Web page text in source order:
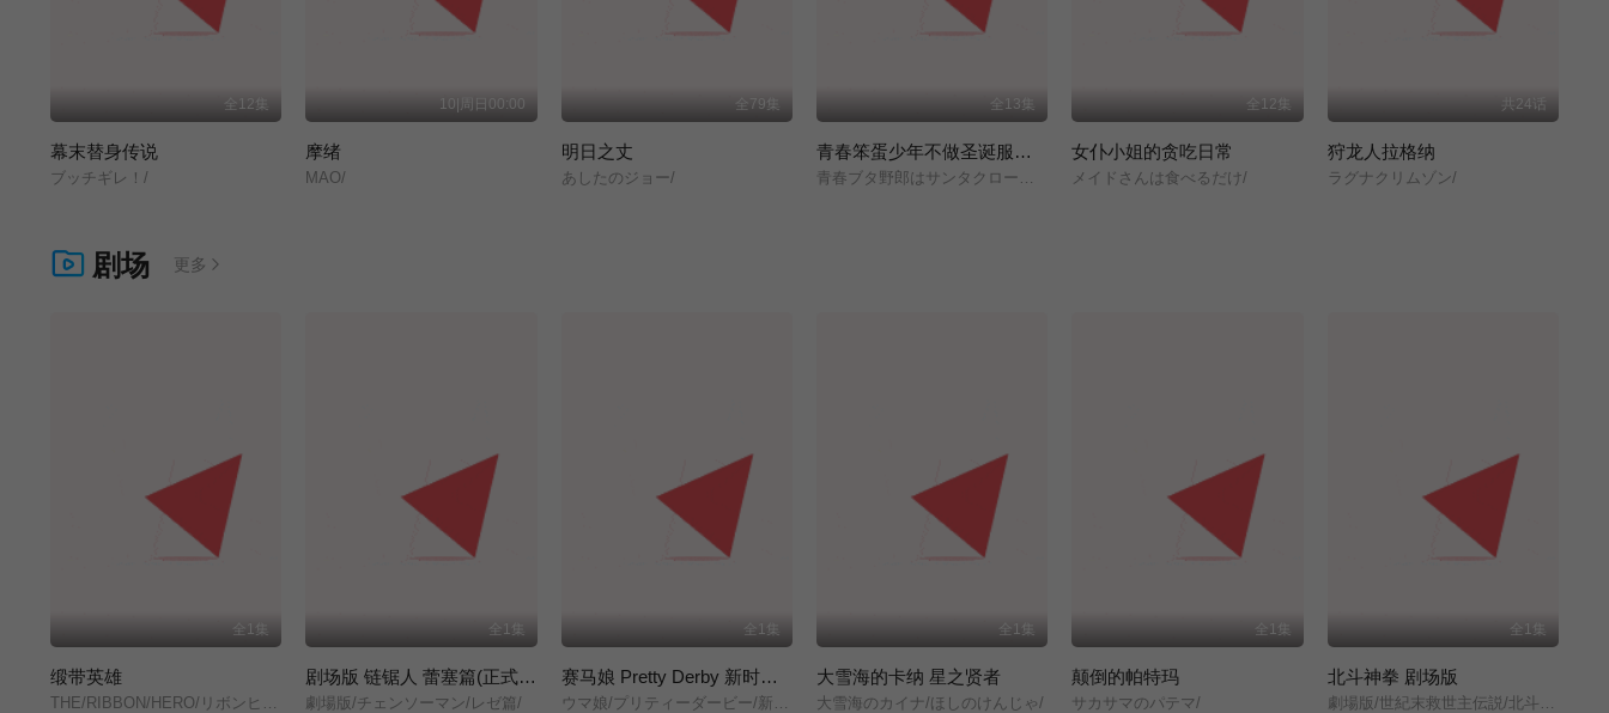
全12集
幕末替身传说
ブッチギレ！/
10|周日00:00
摩绪
MAO/
全79集
明日之丈
あしたのジョー/
全13集
青春笨蛋少年不做圣诞服女郎的梦
全12集
女仆小姐的贪吃日常
メイドさんは食べるだけ/
共24话
狩龙人拉格纳
ラグナクリムゾン/
剧场 更多
全1集
缎带英雄
全1集
剧场版 链锯人 蕾塞篇(正式版)
劇場版/チェンソーマン/レゼ篇/
全1集
赛马娘 Pretty Derby 新时代之门
全1集
大雪海的卡纳 星之贤者
大雪海のカイナ/ほしのけんじゃ/
全1集
颠倒的帕特玛
サカサマのパテマ/
全1集
北斗神拳 剧场版